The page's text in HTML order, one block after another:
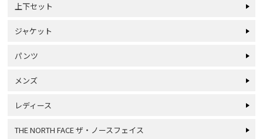
上下セット
ジャケット
パンツ
メンズ
レディース
THE NORTH FACE ザ・ノースフェイス